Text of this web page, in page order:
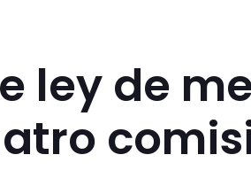
ley de